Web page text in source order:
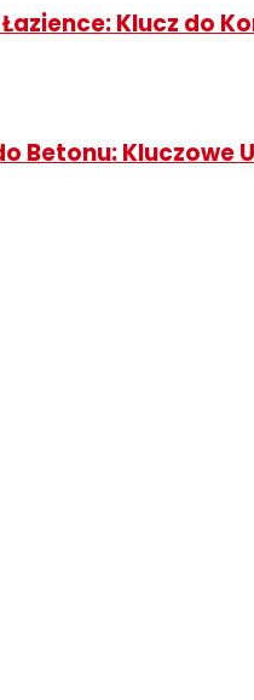
Klucz do
Betonu: Kluczowe